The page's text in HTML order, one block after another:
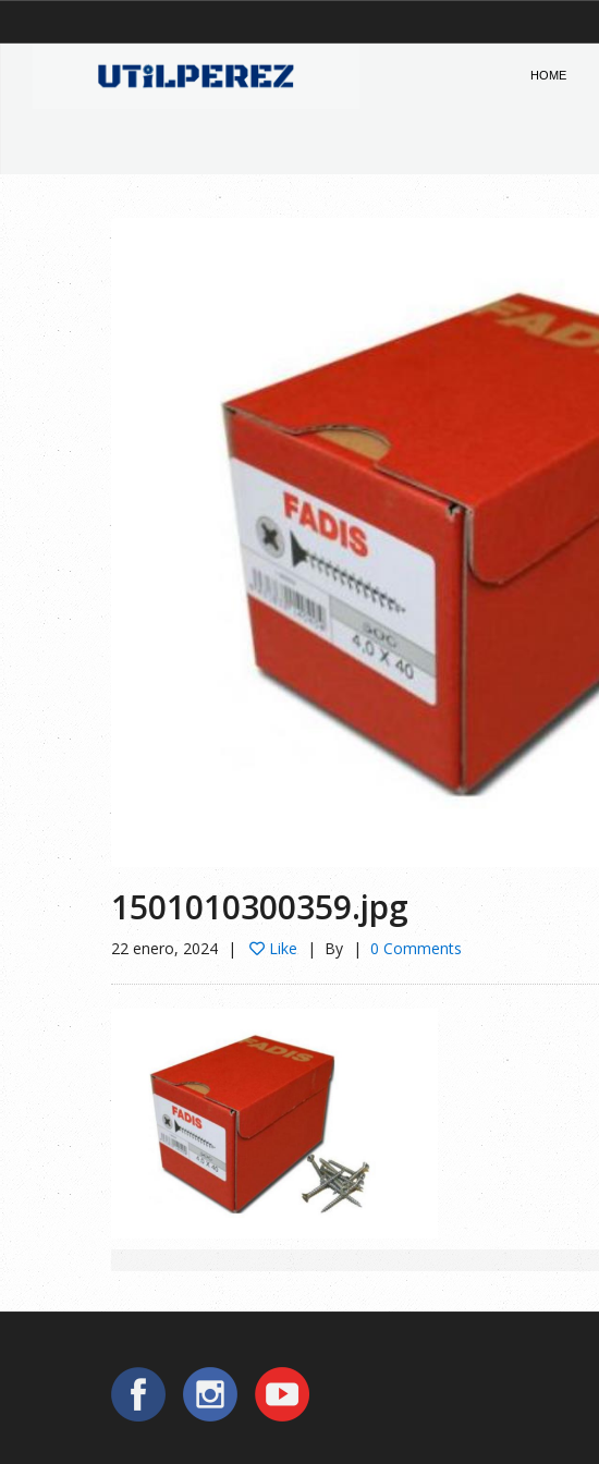
HOME
1501010300359.jpg
22 enero, 2024 Like By 0 Comments